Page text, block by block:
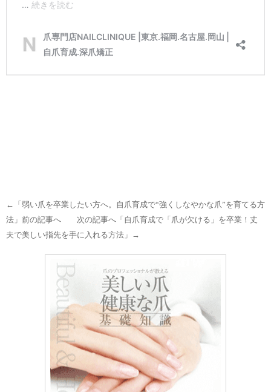
←「弱い爪を卒業したい方へ。自爪育成で“強くしなやかな爪”を育てる方
法 」前の記事へ 次の記事へ「自爪育成で「爪が欠ける」を卒業！丈
夫で美しい指先を手に入れる方法 」→